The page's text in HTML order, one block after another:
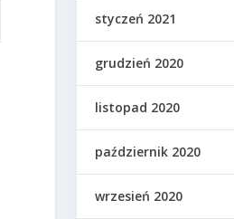
styczeń 2021
grudzień 2020
listopad 2020
październik 2020
wrzesień 2020